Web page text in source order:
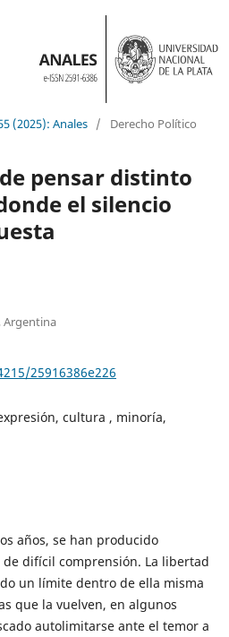
(2025): Anales / Derecho Político
pensar distinto
el silencio
Argentina
25916386e226
cultura , minoría,
años, se han producido
difícil comprensión. La libertad
un límite dentro de ella misma
que la vuelven, en algunos
autolimitarse ante el temor a